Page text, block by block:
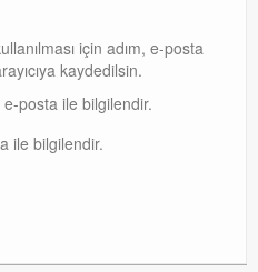
için adım, e-posta
kaydedilsin.
posta ile bilgilendir.
ile bilgilendir.